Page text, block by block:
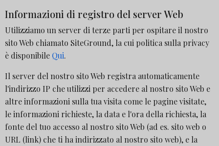
Informazioni di registro del server Web
Utilizziamo un server di terze parti per ospitare il nostro
sito Web chiamato SiteGround, la cui politica sulla privacy
è disponibile Qui.
Il server del nostro sito Web registra automaticamente
l'indirizzo IP che utilizzi per accedere al nostro sito Web e
altre informazioni sulla tua visita come le pagine visitate,
le informazioni richieste, la data e l'ora della richiesta, la
fonte del tuo accesso al nostro sito Web (ad es. sito web o
URL (link) che ti ha indirizzato al nostro sito web), e la